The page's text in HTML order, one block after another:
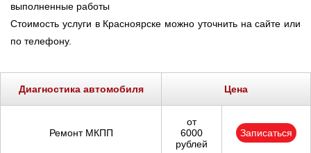
выполненные работы
Стоимость услуги в Красноярске можно уточнить на сайте или
по телефону.
Диагностика автомобиля Цена
Ремонт МКПП
от
6000
рублей
Записаться